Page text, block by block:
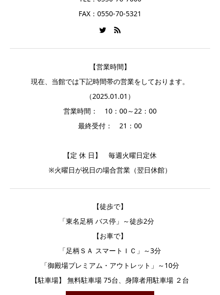
FAX：0550-70-5321
【営業時間】
現在、当館では下記時間帯の営業をしております。
（2025.01.01）
営業時間： 10：00～22：00
最終受付： 21：00
【定 休 日】 毎週火曜日定休
※火曜日が祝日の場合営業（翌日休館）
【徒歩で】
「東名足柄 バス停」～徒歩2分
【お車で】
「足柄ＳＡ スマートＩＣ」～3分
「御殿場プレミアム・アウトレット」～10分
【駐車場】 無料駐車場 75台、身障者用駐車場 ２台